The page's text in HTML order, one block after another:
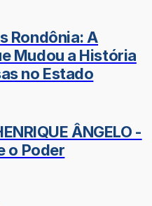
Rondônia: A
Mudou a História
no Estado
ÂNGELO -
o Poder